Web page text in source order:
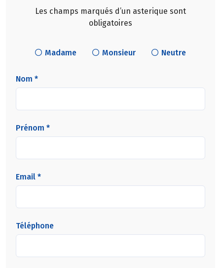
Les champs marqués d’un asterique sont
obligatoires
Madame Monsieur Neutre
Nom *
Prénom *
Email *
Téléphone